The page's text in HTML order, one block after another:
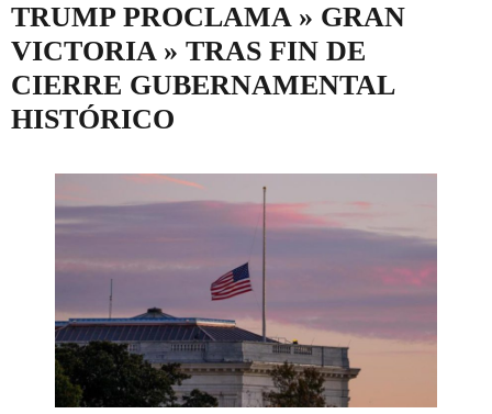
TRUMP PROCLAMA » GRAN
VICTORIA » TRAS FIN DE
CIERRE GUBERNAMENTAL
HISTÓRICO